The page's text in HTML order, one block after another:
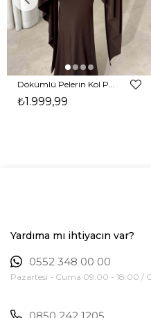
₺1.999,99
Yardıma mı ihtiyacın var?
0552 348 00 00
Pazartesi - Cuma 09:00 - 18:00 /